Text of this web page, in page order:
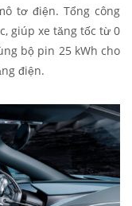
tơ điện. Tổng công
giúp xe tăng tốc từ 0
bộ pin 25 kWh cho
điện.